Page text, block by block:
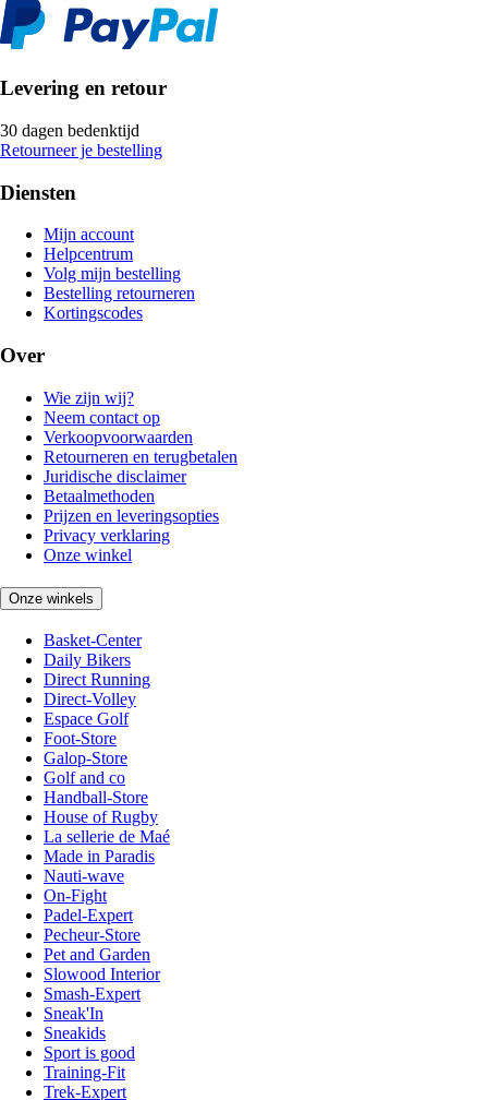
Levering en retour
30 dagen bedenktijd
Retourneer je bestelling
Diensten
Mijn account
Helpcentrum
Volg mijn bestelling
Bestelling retourneren
Kortingscodes
Over
Wie zijn wij?
Neem contact op
Verkoopvoorwaarden
Retourneren en terugbetalen
Juridische disclaimer
Betaalmethoden
Prijzen en leveringsopties
Privacy verklaring
Onze winkel
Onze winkels
Basket-Center
Daily Bikers
Direct Running
Direct-Volley
Espace Golf
Foot-Store
Galop-Store
Golf and co
Handball-Store
House of Rugby
La sellerie de Maé
Made in Paradis
Nauti-wave
On-Fight
Padel-Expert
Pecheur-Store
Pet and Garden
Slowood Interior
Smash-Expert
Sneak'In
Sneakids
Sport is good
Training-Fit
Trek-Expert